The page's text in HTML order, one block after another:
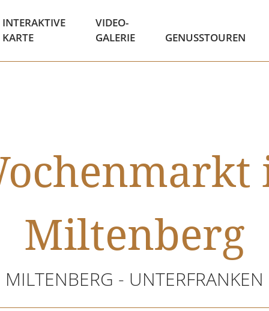
INTERAKTIVE
KARTE
VIDEO-
GALERIE
GENUSSTOUREN
Miltenberg
MILTENBERG - UNTERFRANKEN